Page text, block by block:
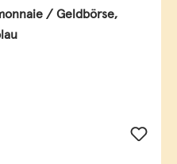
/ Geldbörse,